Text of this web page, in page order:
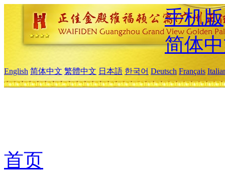
手机版
简体
English 简体中文 繁體中文 日本語 한국어 Deutsch Français
首页